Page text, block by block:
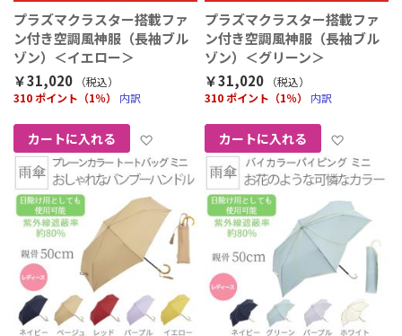
プラズマクラスター搭載ファ
ン付き空調風神服（長袖ブル
ゾン）＜イエロー＞
￥31,020
（税込）
310 ポイント（1％）
内訳
カートに入れる お気に入りに追加
プラズマクラスター搭載ファ
ン付き空調風神服（長袖ブル
ゾン）＜グリーン＞
￥31,020
（税込）
310 ポイント（1％）
内訳
カートに入れる